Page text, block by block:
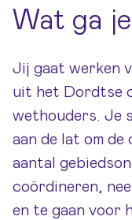
Wat ga
Jij gaat werken
uit het Dordtse
wethouders. Je
aan de lat om de
aantal
coördineren,
en te gaan voor